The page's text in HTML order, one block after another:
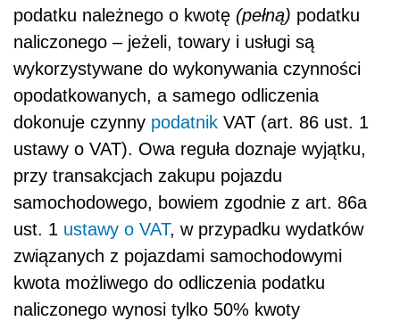
podatku należnego o kwotę (pełną) podatku
naliczonego – jeżeli, towary i usługi są
wykorzystywane do wykonywania czynności
opodatkowanych, a samego odliczenia
dokonuje czynny podatnik VAT (art. 86 ust. 1
ustawy o VAT). Owa reguła doznaje wyjątku,
przy transakcjach zakupu pojazdu
samochodowego, bowiem zgodnie z art. 86a
ust. 1 ustawy o VAT, w przypadku wydatków
związanych z pojazdami samochodowymi
kwota możliwego do odliczenia podatku
naliczonego wynosi tylko 50% kwoty